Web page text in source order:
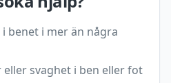
benet i mer än några
svaghet i ben eller fot